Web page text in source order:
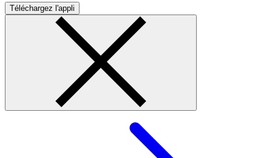
Téléchargez l'appli